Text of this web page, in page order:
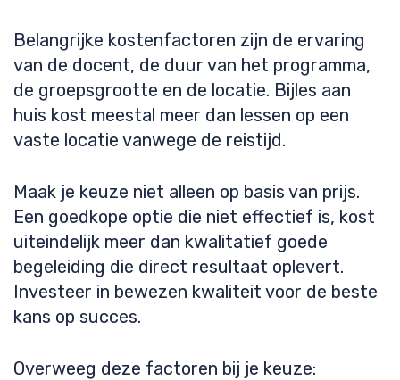
Belangrijke kostenfactoren zijn de ervaring
van de docent, de duur van het programma,
de groepsgrootte en de locatie. Bijles aan
huis kost meestal meer dan lessen op een
vaste locatie vanwege de reistijd.
Maak je keuze niet alleen op basis van prijs.
Een goedkope optie die niet effectief is, kost
uiteindelijk meer dan kwalitatief goede
begeleiding die direct resultaat oplevert.
Investeer in bewezen kwaliteit voor de beste
kans op succes.
Overweeg deze factoren bij je keuze: